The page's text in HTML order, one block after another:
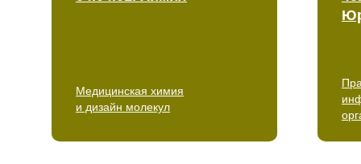
Медицинская химия
и дизайн молекул